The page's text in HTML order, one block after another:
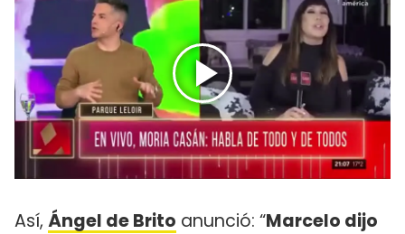
Así, Ángel de Brito anunció: “Marcelo dijo